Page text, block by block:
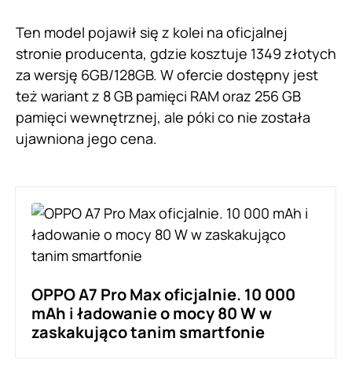
Ten model pojawił się z kolei na oficjalnej
stronie producenta, gdzie kosztuje 1349 złotych
za wersję 6GB/128GB. W ofercie dostępny jest
też wariant z 8 GB pamięci RAM oraz 256 GB
pamięci wewnętrznej, ale póki co nie została
ujawniona jego cena.
OPPO A7 Pro Max oficjalnie. 10 000
mAh i ładowanie o mocy 80 W w
zaskakująco tanim smartfonie